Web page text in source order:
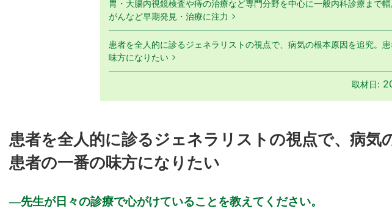
胃・大腸内視鏡検査や痔の治療など専門分野を中心に一般内科診療まで幅
がんなど早期発見・治療に注力
患者を全人的に診るジェネラリストの視点で、病気の根本原因を追究。
味方になりたい
取材日:
患者を全人的に診るジェネラリストの視点で、病気
患者の一番の味方になりたい
先生が日々の診療で心がけていることを教えてください。